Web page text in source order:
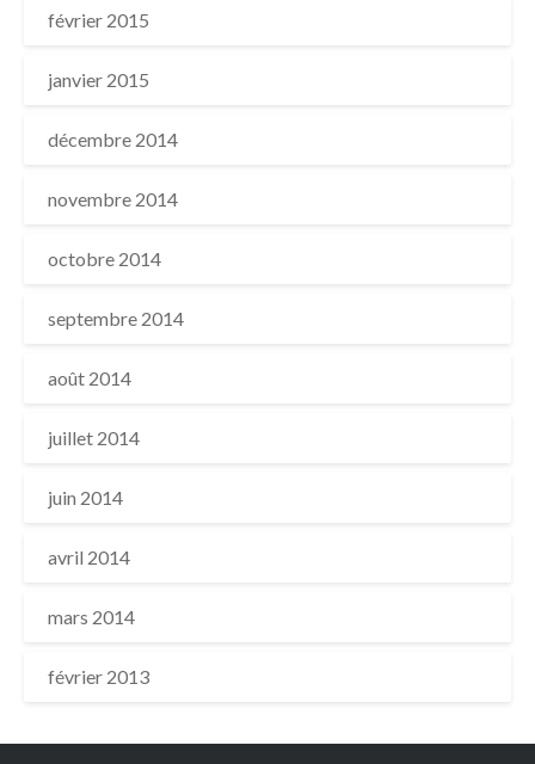
février 2015
janvier 2015
décembre 2014
novembre 2014
octobre 2014
septembre 2014
août 2014
juillet 2014
juin 2014
avril 2014
mars 2014
février 2013